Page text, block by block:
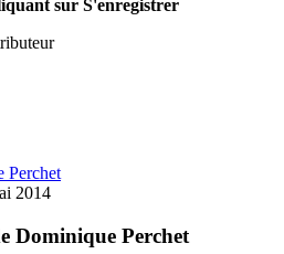
sur S'enregistrer
Perchet
2014
Dominique Perchet